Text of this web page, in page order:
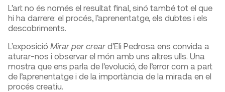
L’art no és només el resultat final, sinó també tot el que
hi ha darrere: el procés, l’aprenentatge, els dubtes i els
descobriments.
L’exposició Mirar per crear d’Eli Pedrosa ens convida a
aturar-nos i observar el món amb uns altres ulls. Una
mostra que ens parla de l’evolució, de l’error com a part
de l’aprenentatge i de la importància de la mirada en el
procés creatiu.